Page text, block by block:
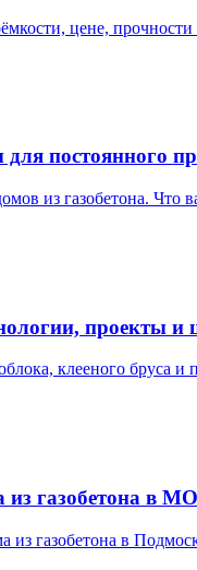
цене,
постоянного
из газобетона. Что
проекты и
клееного
газобетона в МО
из газобетона в